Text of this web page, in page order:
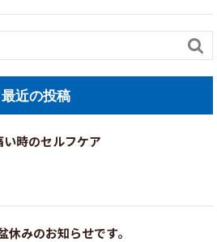

最近の投稿
時のセルフケア
休みのお知らせです。